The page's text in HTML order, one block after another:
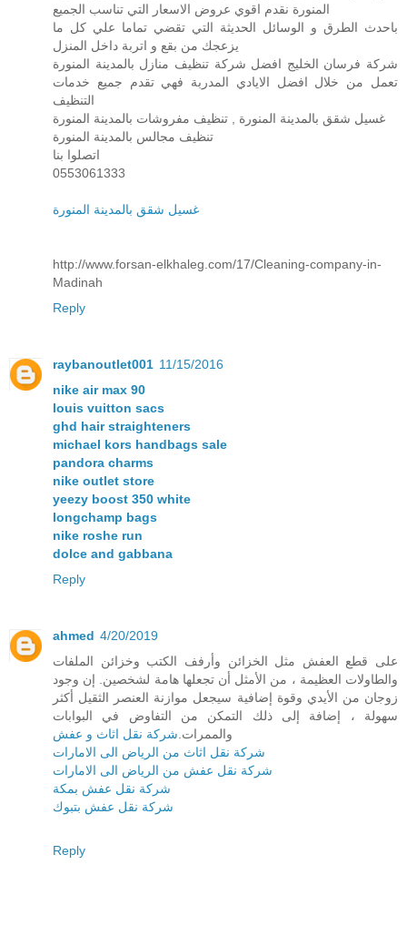
المنورة نقدم اقوي عروض الاسعار التي تناسب الجميع
باحدث الطرق و الوسائل الحديثة التي تقضي تماما علي كل ما
يزعجك من بقع و اتربة داخل المنزل
شركة فرسان الخليج افضل شركة تنظيف منازل بالمدينة المنورة
تعمل من خلال افضل الايادي المدربة فهي تقدم جميع خدمات
التنظيف
غسيل شقق بالمدينة المنورة , تنظيف مفروشات بالمدينة المنورة
تنظيف مجالس بالمدينة المنورة
اتصلوا بنا
0553061333
غسيل شقق بالمدينة المنورة
http://www.forsan-elkhaleg.com/17/Cleaning-company-in-
Madinah
Reply
raybanoutlet001 11/15/2016
nike air max 90
louis vuitton sacs
ghd hair straighteners
michael kors handbags sale
pandora charms
nike outlet store
yeezy boost 350 white
longchamp bags
nike roshe run
dolce and gabbana
Reply
ahmed 4/20/2019
على قطع العفش مثل الخزائن وأرفف الكتب وخزائن الملفات
والطاولات العظيمة ، من الأمثل أن تجعلها هامة لشخصين. إن وجود
زوجان من الأيدي وقوة إضافية سيجعل موازنة العنصر الثقيل أكثر
سهولة ، إضافة إلى ذلك التمكن من التفاوض في البوابات
والممرات.شركة نقل اثاث و عفش
شركة نقل اثاث من الرياض الى الامارات
شركة نقل عفش من الرياض الى الامارات
شركة نقل عفش بمكة
شركة نقل عفش بتبوك
Reply